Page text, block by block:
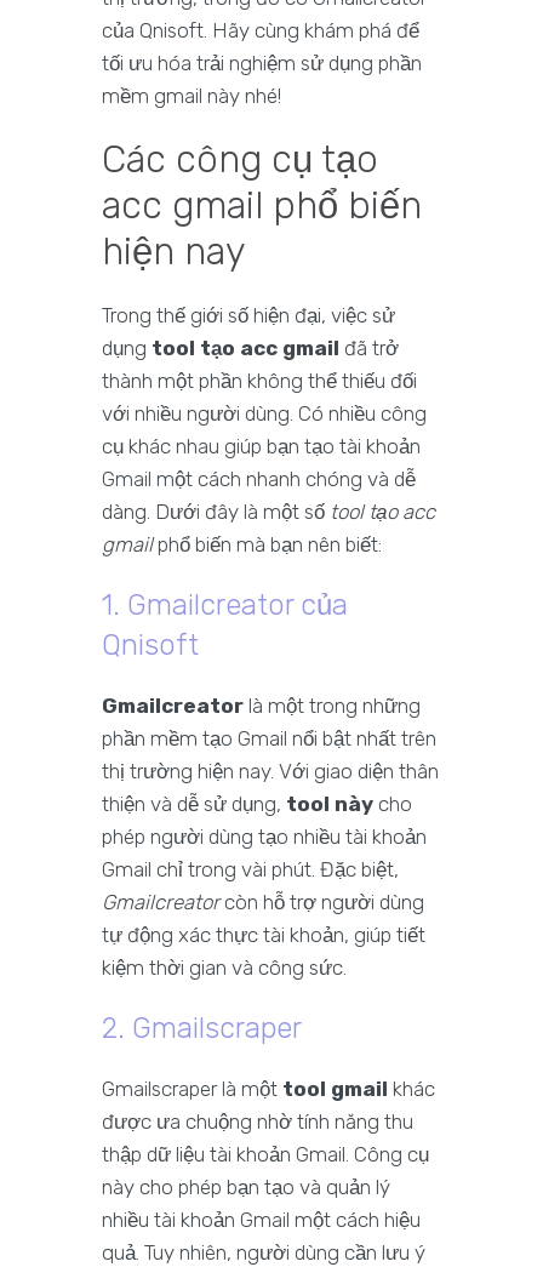
của Qnisoft. Hãy cùng khám phá để
tối ưu hóa trải nghiệm sử dụng phần
mềm gmail này nhé!
Các công cụ tạo
acc gmail phổ biến
hiện nay
Trong thế giới số hiện đại, việc sử
dụng tool tạo acc gmail đã trở
thành một phần không thể thiếu đối
với nhiều người dùng. Có nhiều công
cụ khác nhau giúp bạn tạo tài khoản
Gmail một cách nhanh chóng và dễ
dàng. Dưới đây là một số tool tạo acc
gmailphổ biến mà bạn nên biết:
1. Gmailcreator của
Qnisoft
Gmailcreator là một trong những
phần mềm tạo Gmail nổi bật nhất trên
thị trường hiện nay. Với giao diện thân
thiện và dễ sử dụng, tool này cho
phép người dùng tạo nhiều tài khoản
Gmail chỉ trong vài phút. Đặc biệt,
Gmailcreatorcòn hỗ trợ người dùng
tự động xác thực tài khoản, giúp tiết
kiệm thời gian và công sức.
2. Gmailscraper
Gmailscraper là một tool gmail khác
được ưa chuộng nhờ tính năng thu
thập dữ liệu tài khoản Gmail. Công cụ
này cho phép bạn tạo và quản lý
nhiều tài khoản Gmail một cách hiệu
quả. Tuy nhiên, người dùng cần lưu ý